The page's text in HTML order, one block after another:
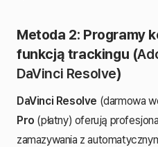
Metoda 2: Programy
funkcją trackingu (
DaVinci Resolve)
DaVinci Resolve (darmowa
Pro (płatny) oferują
zamazywania z